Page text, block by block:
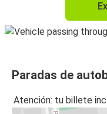
Rennes
Jaén
Aviñón
Jaén
Paradas de
Atención: tu billete